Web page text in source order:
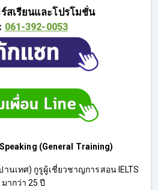
สเรียนและโปรโมชั่น
061-392-0053
(General Training)
นเทศ) กูรูผู้เชี่ยวชาญการสอน IELTS
มากว่า 25 ปี